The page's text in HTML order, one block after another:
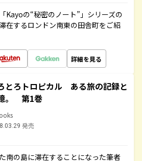
Kayoの“秘密のノート”」シリーズの
在するロンドン南東の田舎町をご紹
詳細を見る
とろトロピカル ある旅の記録と
。 第1巻
発売
南の島に滞在することになった筆者